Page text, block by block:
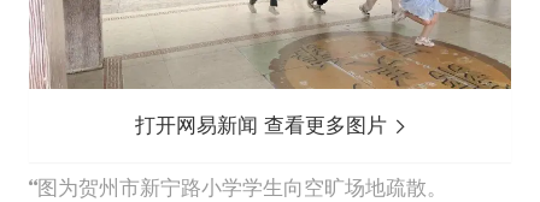
打开网易新闻 查看更多图片
图为贺州市新宁路小学学生向空旷场地疏散。